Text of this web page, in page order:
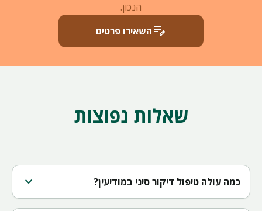
הנכון.
edit_note השאירו פרטים
שאלות נפוצות
כמה עולה טיפול דיקור סיני במודיעין? expand_more